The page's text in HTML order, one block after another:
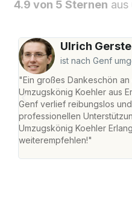
4.9 von 5 Sternen aus
Ulrich Gerste
ist nach Genf
"Ein großes Dankeschön an
Umzugskönig Koehler aus
Genf verlief reibungslos
professionellen
Umzugskönig Koehler
weiterempfehlen!"